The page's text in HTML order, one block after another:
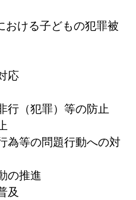
ける子どもの犯罪被
応
行（犯罪）等の防止
為等の問題行動への対
の推進
及